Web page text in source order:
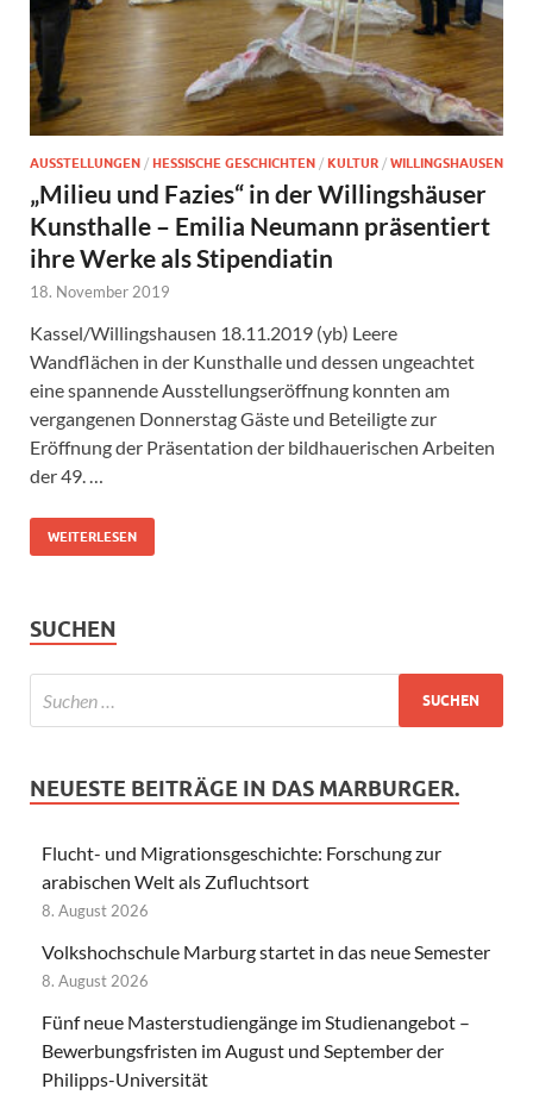
AUSSTELLUNGEN / HESSISCHE GESCHICHTEN / KULTUR / WILLINGSHAUSEN
„Milieu und Fazies“ in der Willingshäuser
Kunsthalle – Emilia Neumann präsentiert
ihre Werke als Stipendiatin
18. November 2019
Kassel/Willingshausen 18.11.2019 (yb) Leere
Wandflächen in der Kunsthalle und dessen ungeachtet
eine spannende Ausstellungseröffnung konnten am
vergangenen Donnerstag Gäste und Beteiligte zur
Eröffnung der Präsentation der bildhauerischen Arbeiten
der 49. …
WEITERLESEN
SUCHEN
NEUESTE BEITRÄGE IN DAS MARBURGER.
Flucht- und Migrationsgeschichte: Forschung zur
arabischen Welt als Zufluchtsort
8. August 2026
Volkshochschule Marburg startet in das neue Semester
8. August 2026
Fünf neue Masterstudiengänge im Studienangebot –
Bewerbungsfristen im August und September der
Philipps-Universität